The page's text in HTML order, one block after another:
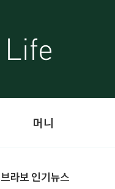
머니
브라보 인기뉴스